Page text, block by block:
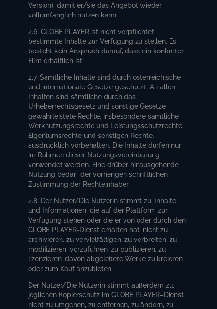
Version), damit er/sie das Angebot wieder
vollumfänglich nutzen kann.
4.6. GLOBE PLAYER ist nicht verpflichtet
bestimmte Inhalte zur Verfügung zu stellen. Es
besteht kein Anspruch darauf, dass ein konkreter
Film erhältlich ist.
4.7. Sämtliche Inhalte sind durch österreichische
und internationale Gesetze geschützt. An allen
Inhalten sind sämtliche durch das
Urheberrechtsgesetz und sonstige Gesetze
gewährleistete Rechte, insbesondere sämtliche
Werknutzungsrechte und Leistungsschutzrechte,
Eigentumsrechte und sonstigen Rechte,
ausdrücklich vorbehalten. Die Inhalte dürfen nur
im Rahmen dieser Nutzungsvereinbarung
verwendet werden. Eine drüber hinausgehende
Nutzung bedarf der vorherigen schriftlichen
Zustimmung der Rechteinhaber.
4.8. Der Nutzer/Die Nutzerin stimmt zu, Inhalte
und Informationen, die auf der Plattform zur
Verfügung stehen oder die er von oder durch den
GLOBE PLAYER-Dienst erhalten hat, nicht zu
archivieren, zu vervielfältigen, zu verbreiten, zu
modifizieren, vorzuführen, zu publizieren, zu
lizenzieren, davon abgeleitete Werke zu kreieren
oder zum Kauf anzubieten.
Der Nutzer/Die Nutzerin stimmt außerdem zu,
jeglichen Kopierschutz im GLOBE PLAYER–Dienst
nicht zu umgehen, zu entfernen, zu ändern, zu